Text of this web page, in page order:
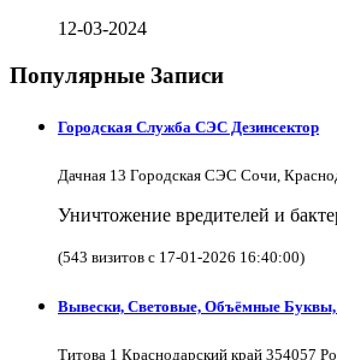
12-03-2024
Популярные Записи
Городская Служба СЭС Дезинсектор
Дачная 13 Городская СЭС Сочи,
Уничтожение вредителей и
(543 визитов с 17-01-2026 16:40:00)
Вывески, Световые, Объёмные
Титова 1 Краснодарский край 354057